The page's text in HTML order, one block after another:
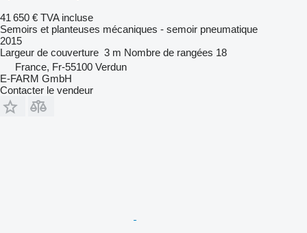
41 650 € TVA incluse
Semoirs et planteuses mécaniques - semoir pneumatique
2015
Largeur de couverture 3 m Nombre de rangées 18
France, Fr-55100 Verdun
E-FARM GmbH
Contacter le vendeur